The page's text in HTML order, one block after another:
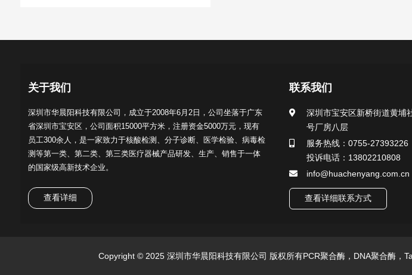
关于我们
深圳市华晨阳科技有限公司，成立于2008年6月2日，公司坐落于广东
省深圳市宝安区，公司面积15000平方米，注册资金5000万元，现有
员工300余人，是一家致力于核酸检测、分子诊断、医学检验、病毒检
测等第一类、第二类、第三类医疗器械产品研发、生产、销售于一体
的国家级高新技术企业。
查看详细
联系我们
深圳市宝安区新桥街道黄埔
号厂房八层
服务热线：0755-27393226
投诉电话：13802210808
info@huachenyang.com.cn
查看详细联系方式
Copyright © 2025 深圳市华晨阳科技有限公司 版权所有PCR聚合酶，DNA聚合酶，